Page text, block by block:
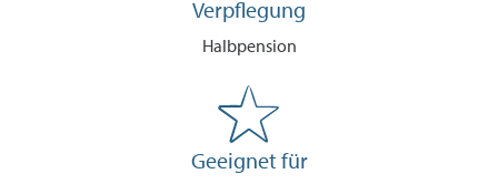
Verpflegung
Halbpension
Geeignet für